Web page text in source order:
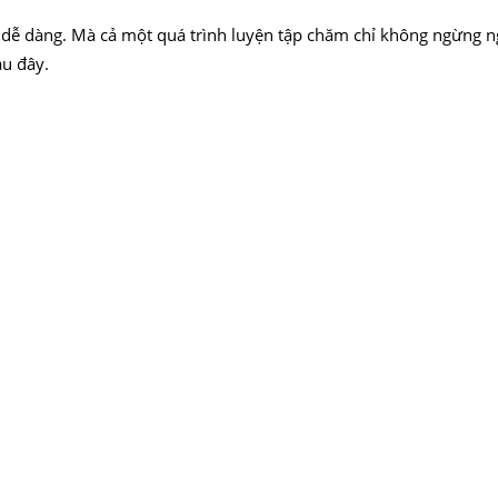
dàng. Mà cả một quá trình luyện tập chăm chỉ không
đây.